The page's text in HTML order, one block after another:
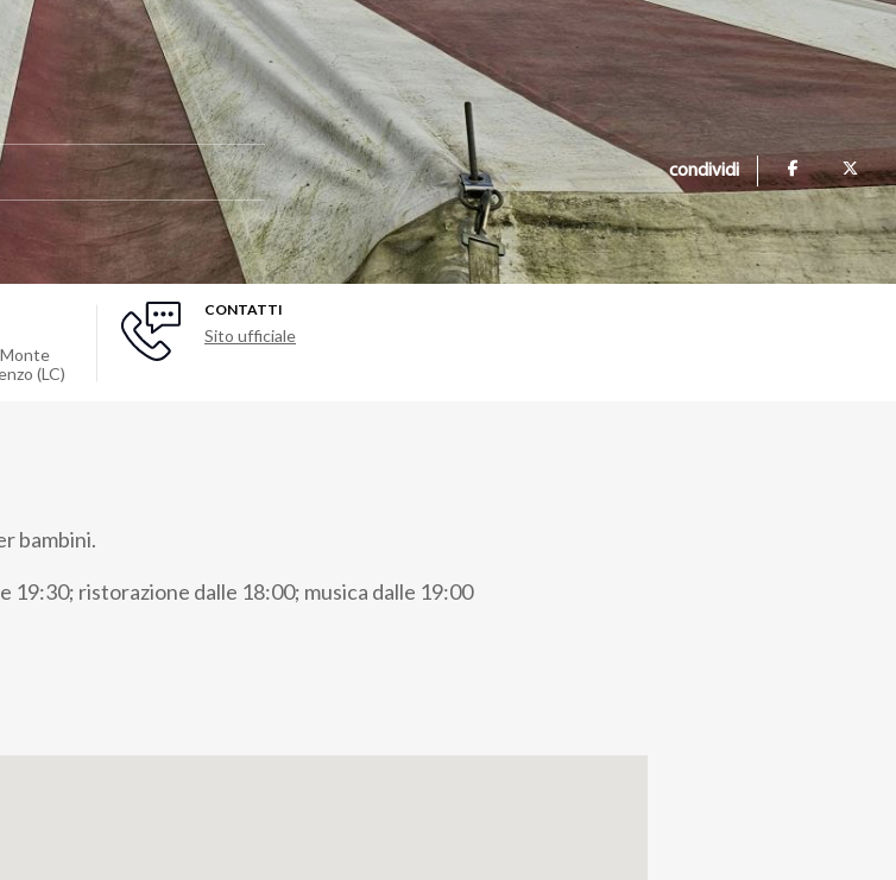
condividi
(LC)
CONTATTI
Sito ufficiale
bambini.
19:30; ristorazione dalle 18:00; musica dalle 19:00